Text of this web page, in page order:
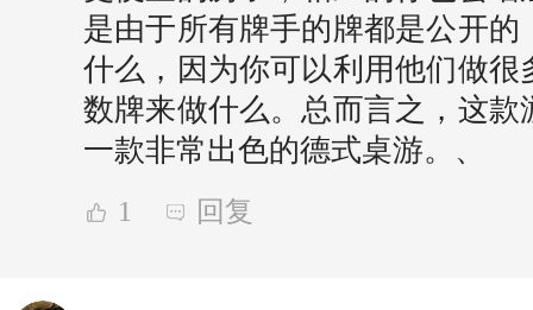
是由于所有牌手的牌都是公开
什么，因为你可以利用他们做
数牌来做什么。总而言之，这
一款非常出色的德式桌游。、
1 回复